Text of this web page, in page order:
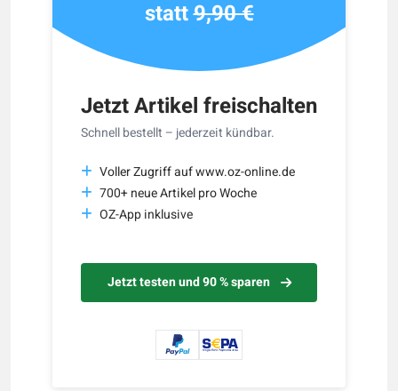
Jetzt Artikel freischalten
Schnell bestellt – jederzeit kündbar.
Voller Zugriff auf www.oz-online.de
700+ neue Artikel pro Woche
OZ-App inklusive
Jetzt testen und 90 % sparen
statt9,90 €